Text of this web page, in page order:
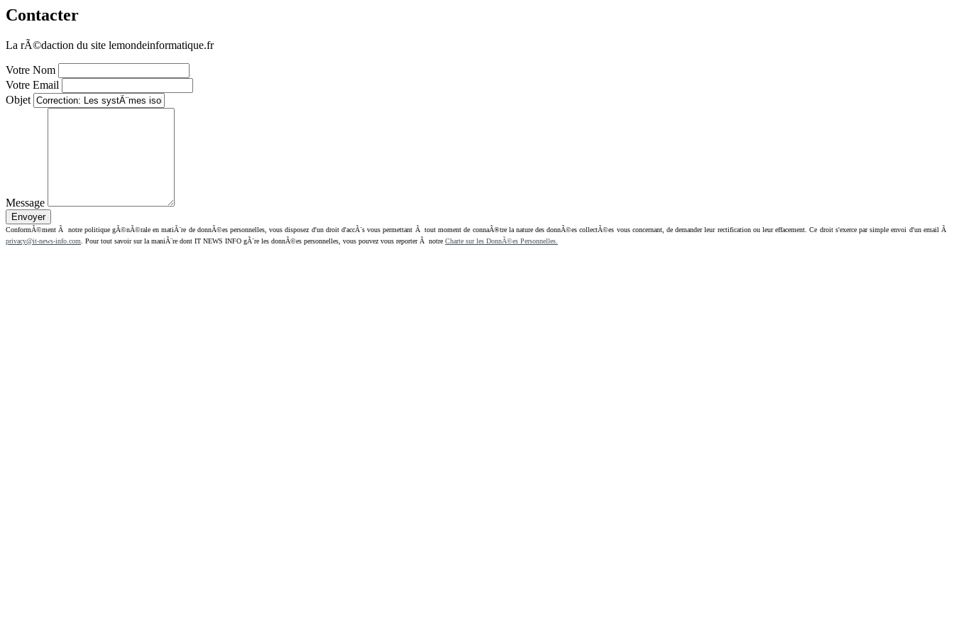
Contacter
La rÃ©daction du site lemondeinformatique.fr
Votre Nom
Votre Email
Objet
Message
ConformÃ©ment Ã notre politique gÃ©nÃ©rale en matiÃ¨re de donnÃ©es personnelles, vous disposez d'un droit d'accÃ¨s vous permettant Ã tout moment de connaÃ®tre la nature des donnÃ©es collectÃ©es vous concernant, de demander leur rectification ou leur effacement. Ce droit s'exerce par simple envoi d'un email Ã
privacy@it-news-info.com . Pour tout savoir sur la maniÃ¨re dont IT NEWS INFO gÃ¨re les donnÃ©es personnelles, vous pouvez vous reporter Ã notre Charte sur les DonnÃ©es Personnelles.